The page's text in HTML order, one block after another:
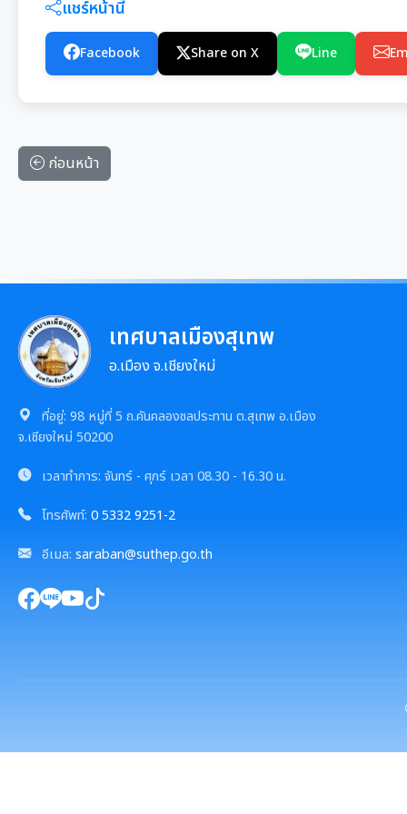
แชร์หน้านี้
Facebook Share on X Line
ก่อนหน้า
เทศบาลเมืองสุเทพ
อ.เมือง จ.เชียงใหม่
ที่อยู่: 98 หมู่ที่ 5 ถ.คันคลองชลประทาน ต.สุเทพ อ.เมือง
จ.เชียงใหม่ 50200
เวลาทำการ: จันทร์ - ศุกร์ เวลา 08.30 - 16.30 น.
โทรศัพท์: 0 5332 9251-2
อีเมล: saraban@suthep.go.th